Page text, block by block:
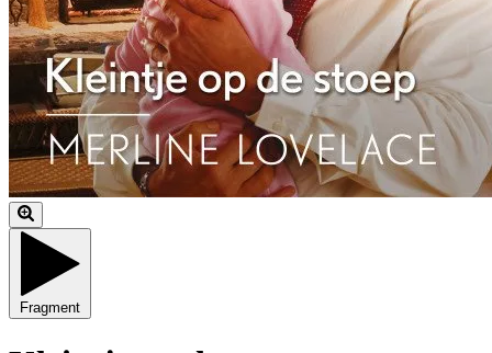
Fragment